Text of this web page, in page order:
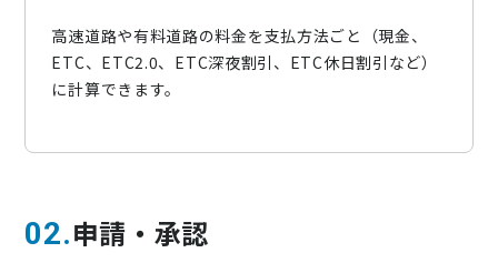
高速道路や有料道路の料金を支払方法ごと（現金、
ETC、 ETC2.0、 ETC深夜割引、 ETC休日割引など）
に計算できます。
02 申請・承認